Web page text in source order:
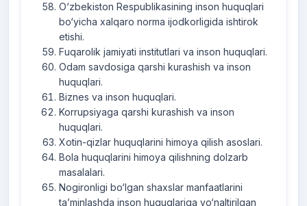
O‘zbekiston Respublikasining inson huquqlari
bo‘yicha xalqaro norma ijodkorligida ishtirok
etishi.
Fuqarolik jamiyati institutlari va inson huquqlari.
Odam savdosiga qarshi kurashish va inson
huquqlari.
Biznes va inson huquqlari.
Korrupsiyaga qarshi kurashish va inson
huquqlari.
Xotin-qizlar huquqlarini himoya qilish asoslari.
Bola huquqlarini himoya qilishning dolzarb
masalalari.
Nogironligi bo‘lgan shaxslar manfaatlarini
ta’minlashda inson huquqlariga yo‘naltirilgan